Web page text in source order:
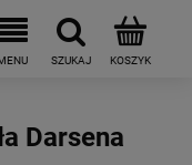
Darsena